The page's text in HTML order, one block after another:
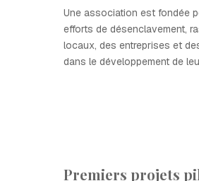
Une association est fondée
efforts de désenclavement,
locaux, des entreprises et
dans le développement de
Premiers projets